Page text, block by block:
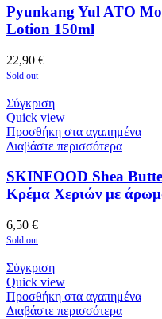
Pyunkang Yul ATO
Lotion 150ml
22,90 €
Sold out
Σύγκριση
Quick view
Προσθήκη στα αγαπημένα
Διαβάστε περισσότερα
SKINFOOD Shea
Κρέμα Χεριών με
6,50 €
Sold out
Σύγκριση
Quick view
Προσθήκη στα αγαπημένα
Διαβάστε περισσότερα